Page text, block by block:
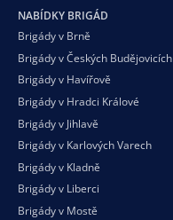
NABÍDKY BRIGÁD
Brigády v Brně
Brigády v Českých Budějovicích
Brigády v Havířově
Brigády v Hradci Králové
Brigády v Jihlavě
Brigády v Karlových Varech
Brigády v Kladně
Brigády v Liberci
Brigády v Mostě